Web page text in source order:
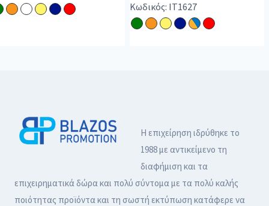
Κωδικός: IT1627
Η επιχείρηση ιδρύθηκε το
1988 με αντικείμενο τη
διαφήμιση και τα
επιχειρηματικά δώρα και πολύ σύντομα με τα πολύ καλής
ποιότητας προϊόντα και τη σωστή εκτύπωση κατάφερε να